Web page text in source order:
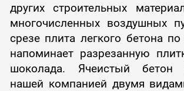
других строительных
многочисленных воздушных
срезе плита легкого бетона
напоминает разрезанную
шоколада. Ячеистый бетон
нашей компанией двумя